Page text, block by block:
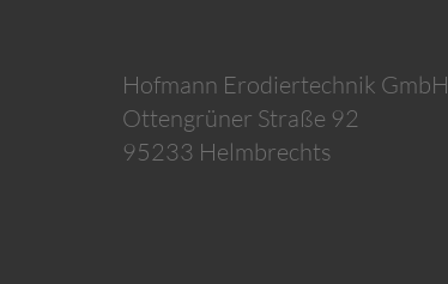
Hofmann Erodiertechnik GmbH
Ottengrüner Straße 92
95233 Helmbrechts